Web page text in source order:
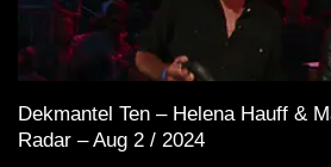
Dekmantel Ten – Helena Hauff &
Radar – Aug 2 / 2024